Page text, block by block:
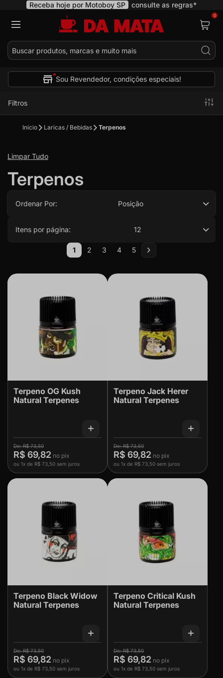
Receba hoje por Motoboy SP consulte as regras*
0
Sou Revendedor, condições especiais!
Terpenos
Ordenar Por: Posição
Itens por página: 12
Página
Você esta lendo a pagina
1 Página
2 Página
3 Página
4 Página
5 Página
Próximo
Terpeno OG Kush
Natural Terpenes
R$ 73,50
R$ 69,82
ou 1x de R$ 73,50 sem juros
Terpeno Jack Herer
Natural Terpenes
R$ 73,50
R$ 69,82
ou 1x de R$ 73,50 sem juros
Terpeno Black Widow
Natural Terpenes
R$ 73,50
R$ 69,82
ou 1x de R$ 73,50 sem juros
Terpeno Critical Kush
Natural Terpenes
R$ 73,50
R$ 69,82
ou 1x de R$ 73,50 sem juros
Início Laricas / Bebidas Terpenos
Limpar Tudo
Filtros